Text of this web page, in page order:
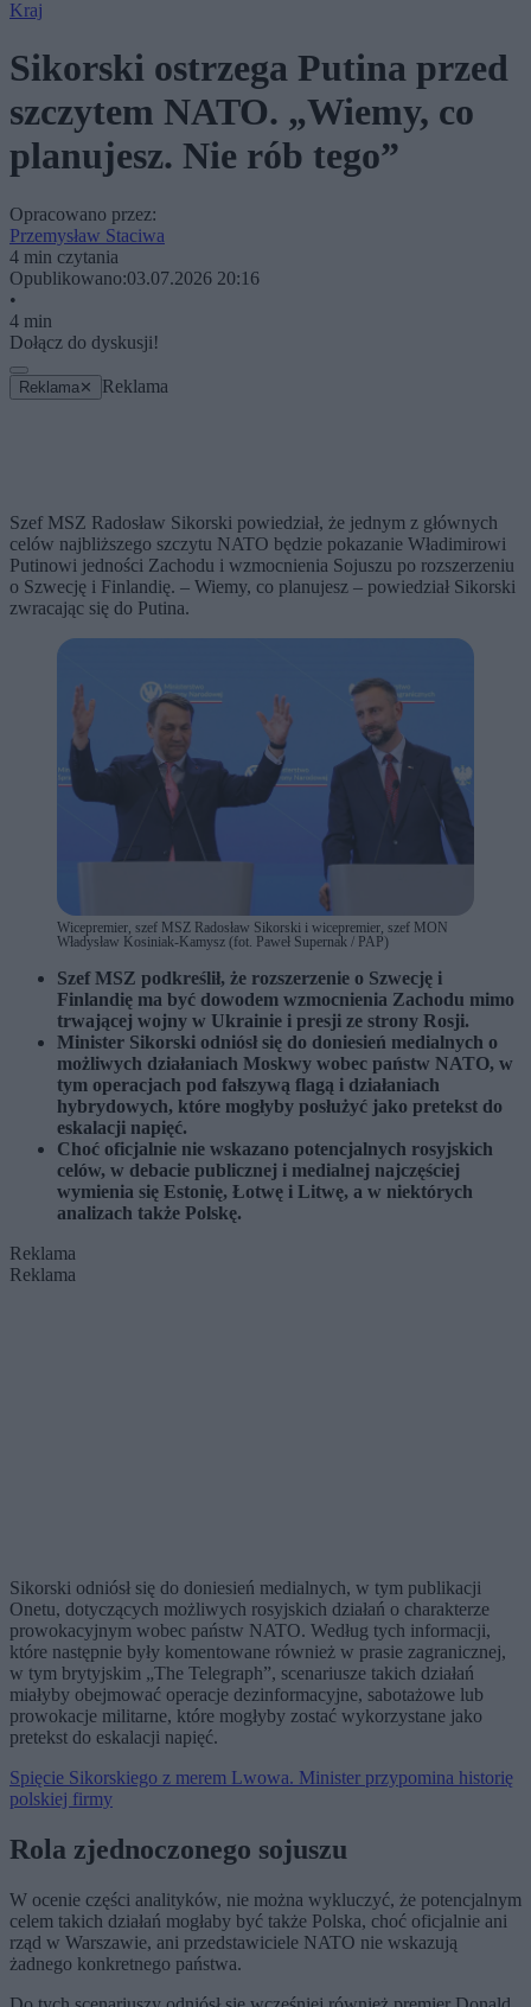
Kraj
Sikorski ostrzega Putina przed
szczytem NATO. „Wiemy, co
planujesz. Nie rób tego”
Opracowano przez:
Przemysław Staciwa
4 min czytania
Opublikowano:03.07.2026 20:16
•
4 min
Dołącz do dyskusji!
Reklama ✕ Reklama
Szef MSZ Radosław Sikorski powiedział, że jednym z głównych
celów najbliższego szczytu NATO będzie pokazanie Władimirowi
Putinowi jedności Zachodu i wzmocnienia Sojuszu po rozszerzeniu
o Szwecję i Finlandię. – Wiemy, co planujesz – powiedział Sikorski
zwracając się do Putina.
Wicepremier, szef MSZ Radosław Sikorski i wicepremier, szef MON
Władysław Kosiniak-Kamysz (fot. Paweł Supernak / PAP)
Szef MSZ podkreślił, że rozszerzenie o Szwecję i
Finlandię ma być dowodem wzmocnienia Zachodu mimo
trwającej wojny w Ukrainie i presji ze strony Rosji.
Minister Sikorski odniósł się do doniesień medialnych o
możliwych działaniach Moskwy wobec państw NATO, w
tym operacjach pod fałszywą flagą i działaniach
hybrydowych, które mogłyby posłużyć jako pretekst do
eskalacji napięć.
Choć oficjalnie nie wskazano potencjalnych rosyjskich
celów, w debacie publicznej i medialnej najczęściej
wymienia się Estonię, Łotwę i Litwę, a w niektórych
analizach także Polskę.
Reklama
Reklama
Sikorski odniósł się do doniesień medialnych, w tym publikacji
Onetu, dotyczących możliwych rosyjskich działań o charakterze
prowokacyjnym wobec państw NATO. Według tych informacji,
które następnie były komentowane również w prasie zagranicznej,
w tym brytyjskim „The Telegraph”, scenariusze takich działań
miałyby obejmować operacje dezinformacyjne, sabotażowe lub
prowokacje militarne, które mogłyby zostać wykorzystane jako
pretekst do eskalacji napięć.
Spięcie Sikorskiego z merem Lwowa. Minister przypomina historię
polskiej firmy
Rola zjednoczonego sojuszu
W ocenie części analityków, nie można wykluczyć, że potencjalnym
celem takich działań mogłaby być także Polska, choć oficjalnie ani
rząd w Warszawie, ani przedstawiciele NATO nie wskazują
żadnego konkretnego państwa.